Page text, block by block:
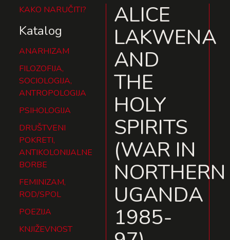
KAKO NARUČITI?
Katalog
ANARHIZAM
FILOZOFIJA,
SOCIOLOGIJA,
ANTROPOLOGIJA
PSIHOLOGIJA
DRUŠTVENI
POKRETI,
ANTIKOLONIJALNE
BORBE
FEMINIZAM,
ROD/SPOL
POEZIJA
KNJIŽEVNOST
ALICE
LAKWENA
AND
THE
HOLY
SPIRITS
(WAR IN
NORTHERN
UGANDA
1985-